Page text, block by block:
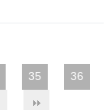
35
36